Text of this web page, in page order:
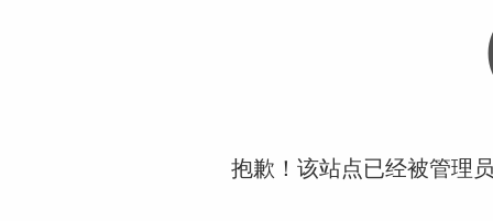
抱歉！该站点已经被管理